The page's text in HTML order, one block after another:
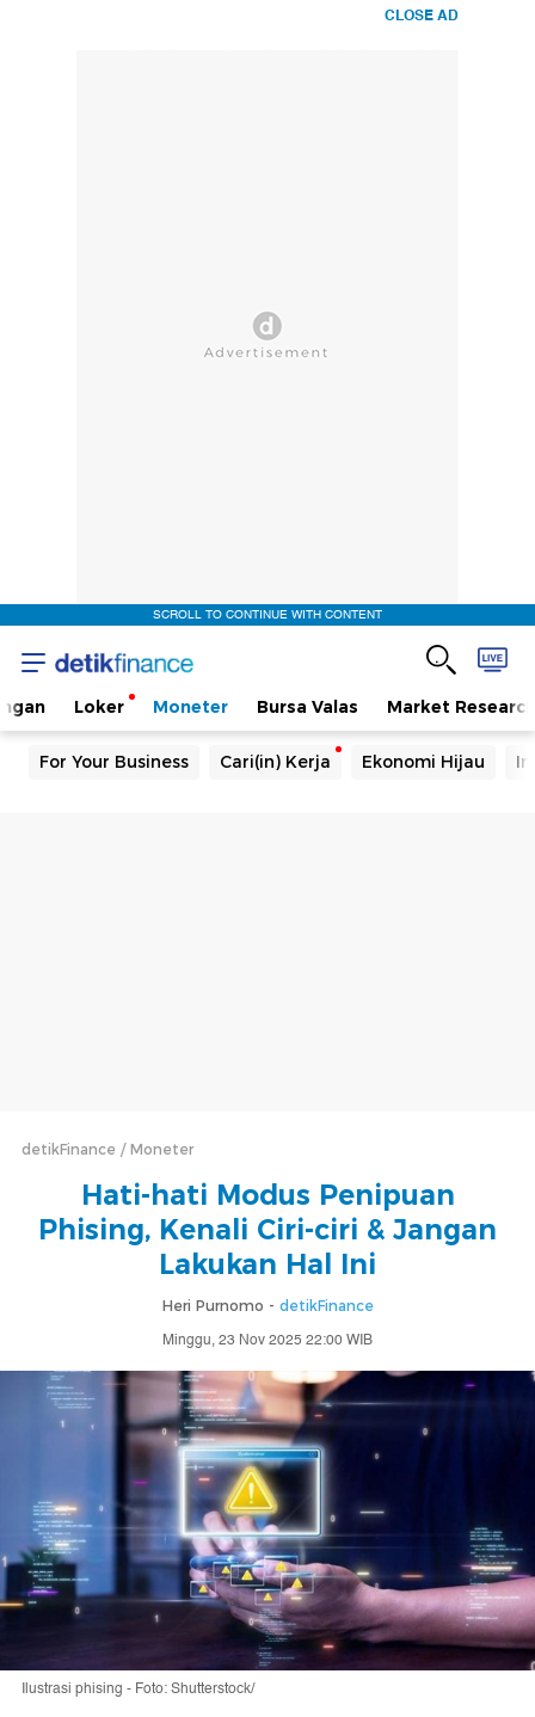
CLOSE AD
SCROLL TO CONTINUE WITH CONTENT
Loker Moneter Bursa Valas Market Research
For Your Business Cari(in) Kerja Ekonomi Hijau
detikFinance Moneter
Hati-hati Modus Penipuan
Phising, Kenali Ciri-ciri & Jangan
Lakukan Hal Ini
Heri Purnomo - detikFinance
Minggu, 23 Nov 2025 22:00 WIB
Ilustrasi phising - Foto: Shutterstock/